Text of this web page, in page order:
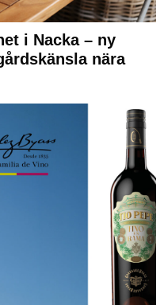
i Nacka – ny
nära